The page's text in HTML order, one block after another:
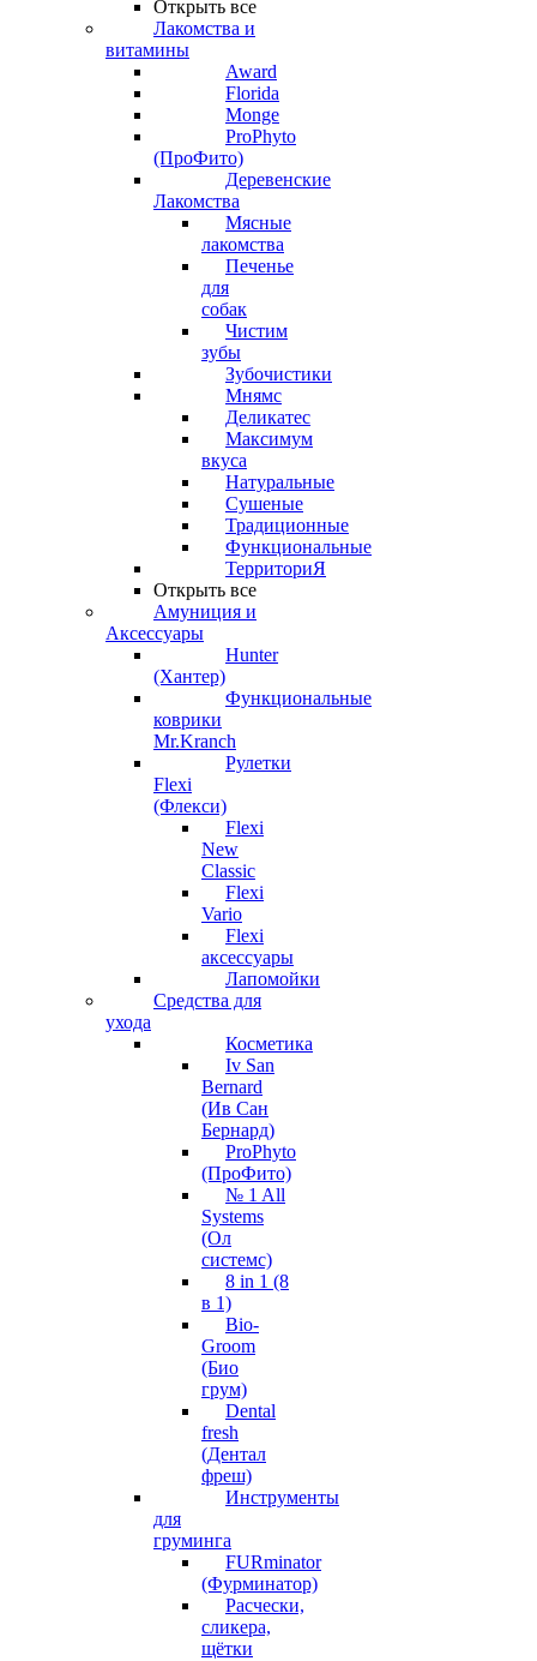
Открыть все
Лакомства и
витамины
Award
Florida
Monge
ProPhyto
(ПроФито)
Деревенские
Лакомства
Мясные
лакомства
Печенье
для
собак
Чистим
зубы
Зубочистики
Мнямс
Деликатес
Максимум
вкуса
Натуральные
Сушеные
Традиционные
Функциональные
ТерриториЯ
Открыть все
Амуниция и
Аксессуары
Hunter
(Хантер)
Функциональные
коврики
Mr.Kranch
Рулетки
Flexi
(Флекси)
Flexi
New
Classic
Flexi
Vario
Flexi
аксессуары
Лапомойки
Средства для
ухода
Косметика
Iv San
Bernard
(Ив Сан
Бернард)
ProPhyto
(ПроФито)
№ 1 All
Systems
(Ол
системс)
8 in 1 (8
в 1)
Bio-
Groom
(Био
грум)
Dental
fresh
(Дентал
фреш)
Инструменты
для
груминга
FURminator
(Фурминатор)
Расчески,
сликера,
щётки